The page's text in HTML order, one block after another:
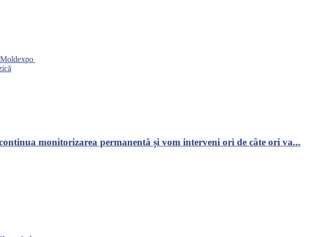
monitorizarea permanentă și vom interveni ori de câte ori va...